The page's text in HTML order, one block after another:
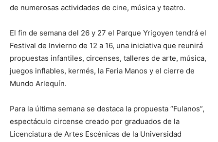
de numerosas actividades de cine, música y teatro.
El fin de semana del 26 y 27 el Parque Yrigoyen tendrá el
Festival de Invierno de 12 a 16, una iniciativa que reunirá
propuestas infantiles, circenses, talleres de arte, música,
juegos inflables, kermés, la Feria Manos y el cierre de
Mundo Arlequín.
Para la última semana se destaca la propuesta “Fulanos”,
espectáculo circense creado por graduados de la
Licenciatura de Artes Escénicas de la Universidad